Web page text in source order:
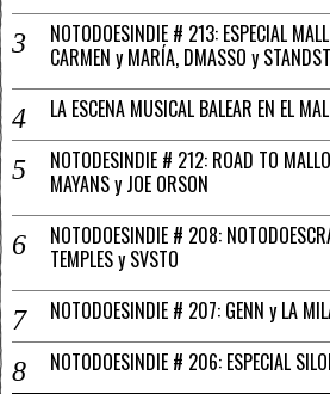
NOTODOESINDIE # 213: ESPECIAL
CARMEN y MARÍA, DMASSO y
LA ESCENA MUSICAL BALEAR EN EL
NOTODESINDIE # 212: ROAD TO
MAYANS y JOE ORSON
NOTODOESINDIE # 208:
TEMPLES y SVSTO
NOTODOESINDIE # 207: GENN y LA
NOTODOESINDIE # 206: ESPECIAL